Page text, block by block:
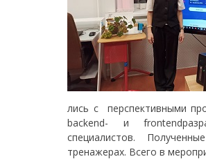
лись с перспективными
backend- и
специалистов.
тренажерах. Всего в